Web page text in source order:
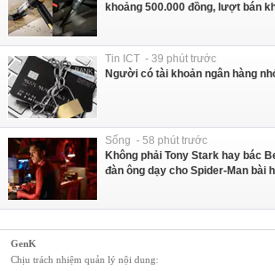
khoảng 500.000 đồng, lượt bán
Tin ICT - 39 phút trước
Người có tài khoản ngân hàng
Sống - 58 phút trước
Không phải Tony Stark hay bác
đàn ông dạy cho Spider-Man bài
GenK
Chịu trách nhiệm quản lý nội dung: